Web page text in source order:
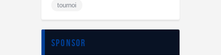
tournoi
sponsor